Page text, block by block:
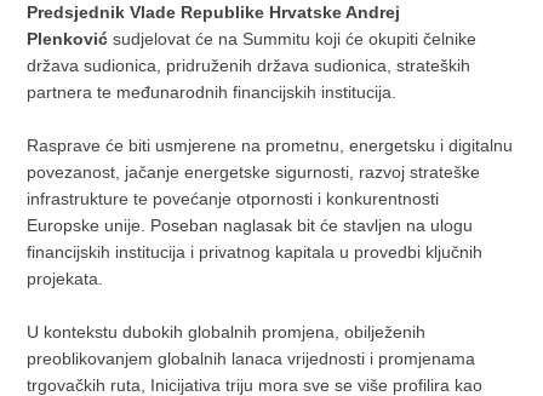
Predsjednik Vlade Republike Hrvatske Andrej
Plenković sudjelovat će na Summitu koji će okupiti čelnike
država sudionica, pridruženih država sudionica, strateških
partnera te međunarodnih financijskih institucija.
Rasprave će biti usmjerene na prometnu, energetsku i digitalnu
povezanost, jačanje energetske sigurnosti, razvoj strateške
infrastrukture te povećanje otpornosti i konkurentnosti
Europske unije. Poseban naglasak bit će stavljen na ulogu
financijskih institucija i privatnog kapitala u provedbi ključnih
projekata.
U kontekstu dubokih globalnih promjena, obilježenih
preoblikovanjem globalnih lanaca vrijednosti i promjenama
trgovačkih ruta, Inicijativa triju mora sve se više profilira kao